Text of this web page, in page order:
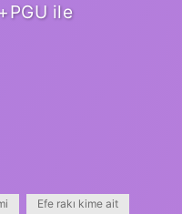
ile
Efe rakı kime ait